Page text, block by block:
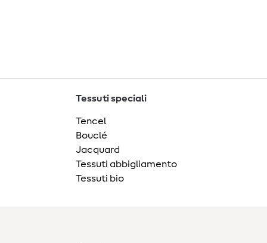
Tessuti speciali
Tencel
Bouclé
Jacquard
Tessuti abbigliamento
Tessuti bio